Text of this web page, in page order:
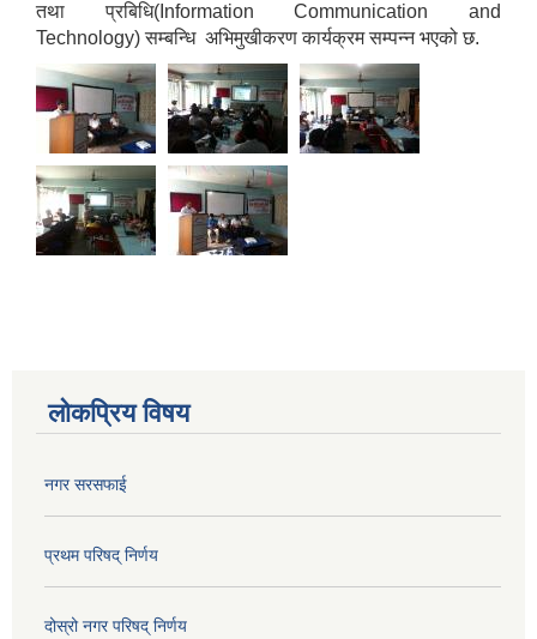
तथा प्रबिधि(Information Communication and
Technology) सम्बन्धि अभिमुखीकरण कार्यक्रम सम्पन्न भएको छ.
लोकप्रिय विषय
नगर सरसफाई
प्रथम परिषद् निर्णय
दोस्रो नगर परिषद् निर्णय